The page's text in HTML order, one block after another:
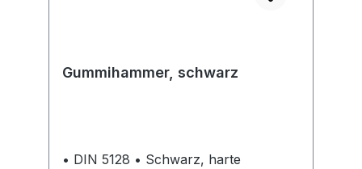
Gummihammer, schwarz
• DIN 5128 • Schwarz, harte